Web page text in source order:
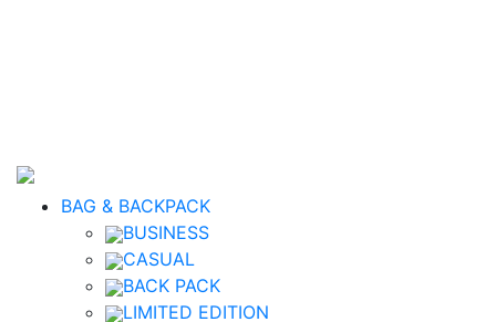
BAG & BACKPACK
BUSINESS
CASUAL
BACK PACK
LIMITED EDITION